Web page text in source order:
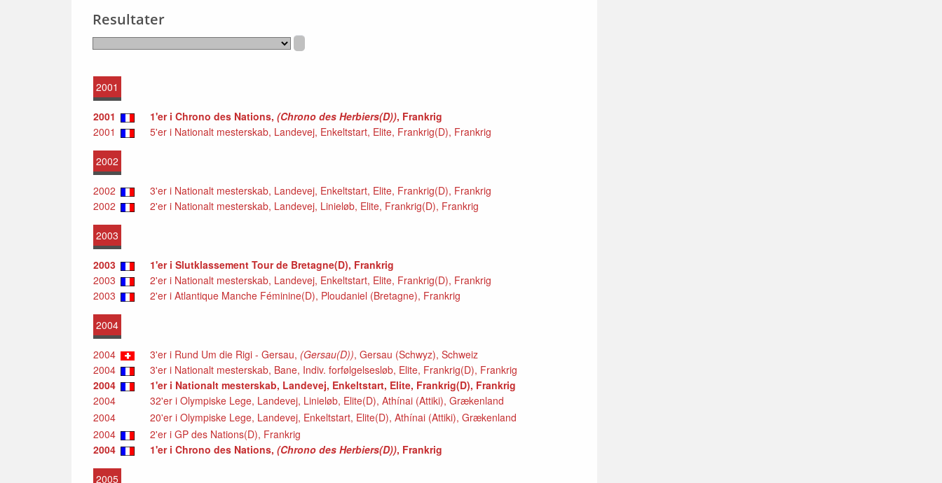
Resultater
2001
2001 1'er i Chrono des Nations, (Chrono des Herbiers(D)), Frankrig
2001
5'er i Nationalt mesterskab, Landevej, Enkeltstart, Elite, Frankrig(D), Frankrig
2002
2002
3'er i Nationalt mesterskab, Landevej, Enkeltstart, Elite, Frankrig(D), Frankrig
2002
2'er i Nationalt mesterskab, Landevej, Linieløb, Elite, Frankrig(D), Frankrig
2003
2003
1'er i Slutklassement Tour de Bretagne(D), Frankrig
2003
2'er i Nationalt mesterskab, Landevej, Enkeltstart, Elite, Frankrig(D), Frankrig
2003
2'er i Atlantique Manche Féminine(D), Ploudaniel (Bretagne), Frankrig
2004
2004 3'er i Rund Um die Rigi - Gersau, (Gersau(D)), Gersau (Schwyz), Schweiz
2004
3'er i Nationalt mesterskab, Bane, Indiv. forfølgelsesløb, Elite, Frankrig(D), Frankrig
2004
1'er i Nationalt mesterskab, Landevej, Enkeltstart, Elite, Frankrig(D), Frankrig
2004
32'er i Olympiske Lege, Landevej, Linieløb, Elite(D), Athínai (Attiki), Grækenland
2004
20'er i Olympiske Lege, Landevej, Enkeltstart, Elite(D), Athínai (Attiki), Grækenland
2004
2'er i GP des Nations(D), Frankrig
2004
1'er i Chrono des Nations, (Chrono des Herbiers(D)), Frankrig
2005